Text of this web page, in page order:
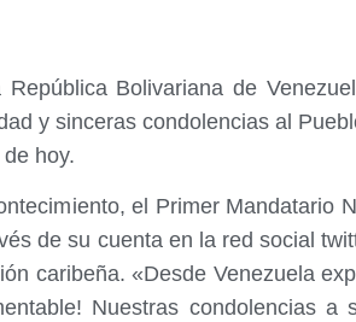
Bolivariana de
y sinceras condolencias al
hoy.
el Primer Mandatario
de su cuenta en la red social
caribeña. «Desde Venezuela
Nuestras condolencias